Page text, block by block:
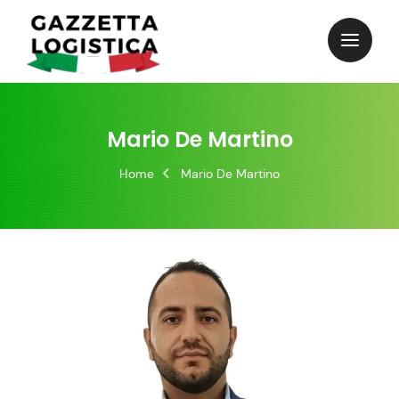
content
Mario De Martino
Home Mario De Martino